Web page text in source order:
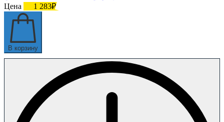
Цена
1 283₽
В корзину